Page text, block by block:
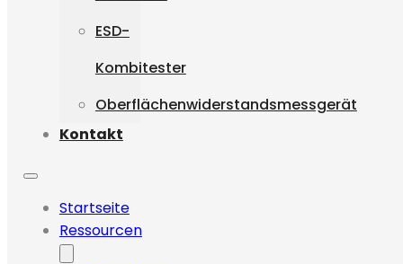
ESD-
Kombitester
Oberflächenwiderstandsmessgerät
Kontakt
Startseite
Ressourcen